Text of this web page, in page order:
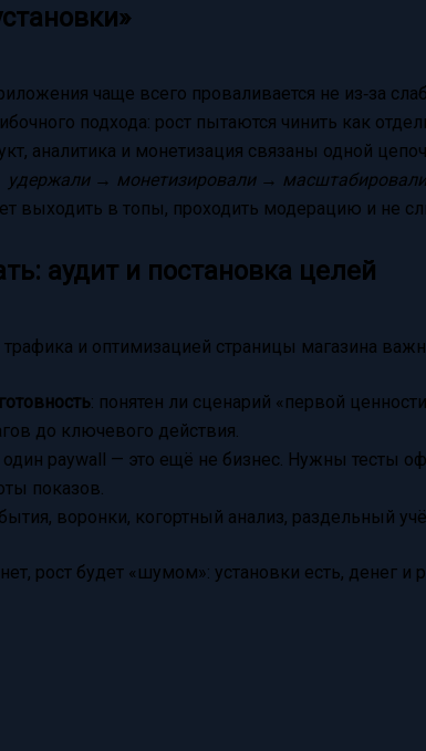
чаще всего проваливается не из‑за
подхода: рост пытаются чинить как
аналитика и монетизация связаны одной
удержали → монетизировали → масштабировали
выходить в топы, проходить модерацию и не
аудит и постановка целей
и оптимизацией страницы магазина
: понятен ли сценарий «первой
до ключевого действия.
один paywall — это ещё не бизнес. Нужны тесты
показов.
воронки, когортный анализ, раздельный
рост будет «шумом»: установки есть, денег и